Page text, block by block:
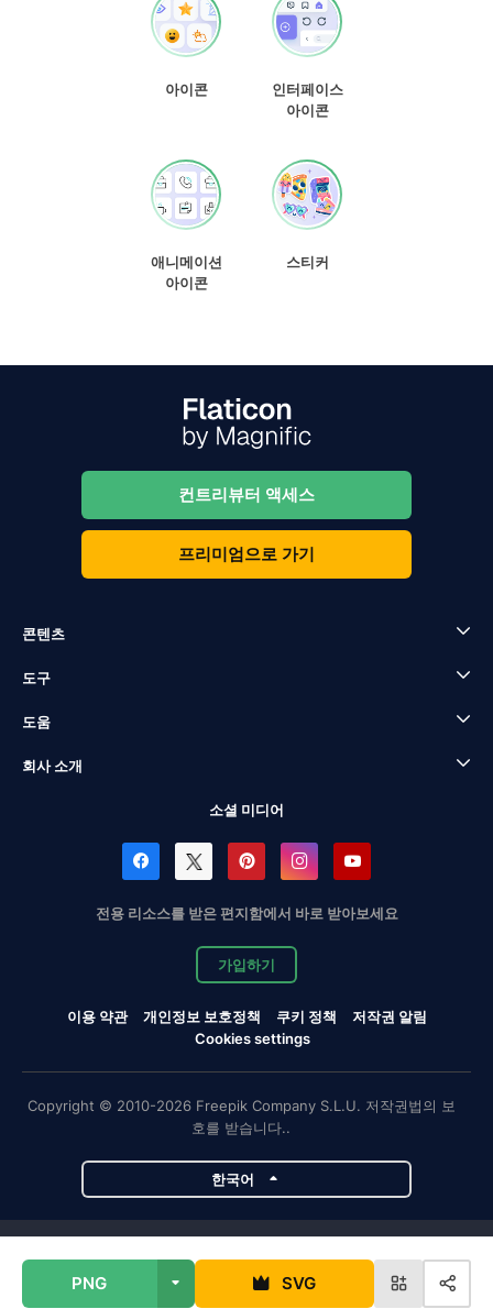
PNG SVG
아이콘
인터페이스
아이콘
애니메이션
아이콘
스티커
컨트리뷰터 액세스
프리미엄으로 가기
콘텐츠
도구
도움
회사 소개
소셜 미디어
전용 리소스를 받은 편지함에서 바로 받아보세요
가입하기
이용 약관 개인정보 보호정책 쿠키 정책
저작권 알림
Cookies settings
Copyright © 2010-2026 Freepik Company S.L.U. 저작권법의 보
호를 받습니다..
한국어